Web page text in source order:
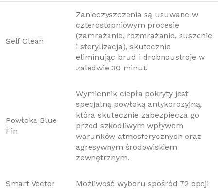
Self Clean
Zanieczyszczenia są usuwane w
czterostopniowym procesie
(zamrażanie, rozmrażanie, suszenie
i sterylizacja), skutecznie
eliminując brud i drobnoustroje w
zaledwie 30 minut.
Powłoka Blue
Fin
Wymiennik ciepła pokryty jest
specjalną powłoką antykorozyjną,
która skutecznie zabezpiecza go
przed szkodliwym wpływem
warunków atmosferycznych oraz
agresywnym środowiskiem
zewnętrznym.
Smart Vector
Możliwość wyboru spośród 72 opcji